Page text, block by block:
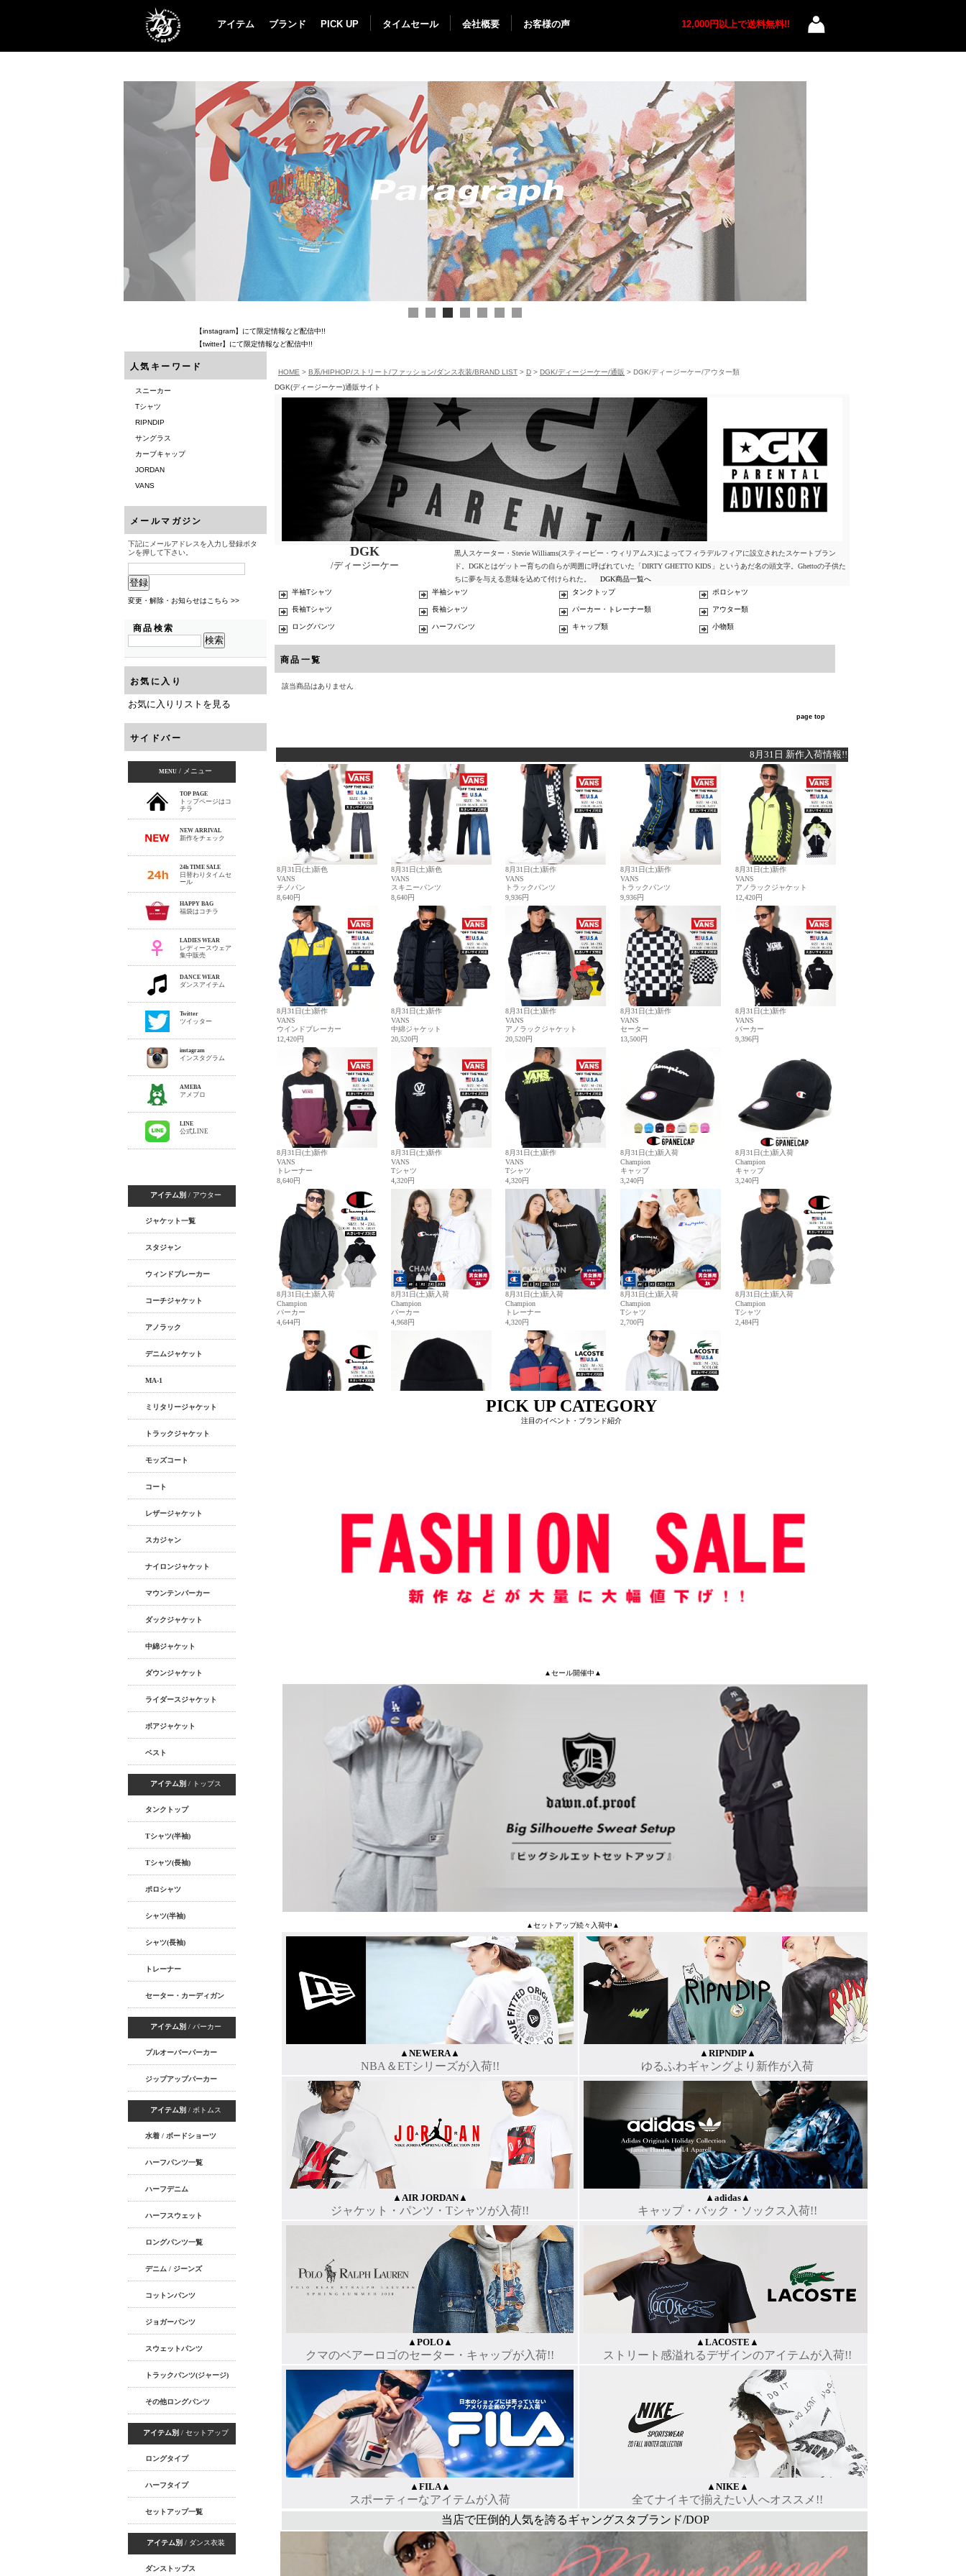
アイテム ブランド PICK UP タイムセール 会社概要 お客様の声 12,000円以上で送料無料!!
【instagram】にて限定情報など配信中!!
【twitter】にて限定情報など配信中!!
人気キーワード
スニーカー
Tシャツ
RIPNDIP
サングラス
カーブキャップ
JORDAN
VANS
メールマガジン
下記にメールアドレスを入力し登録ボタ
ンを押して下さい。
変更・解除・お知らせはこちら >>
商品検索
お気に入り
お気に入りリストを見る
サイドバー
MENU / メニュー
TOP PAGE
トップページはコ
チラ
NEW ARRIVAL
新作をチェック
24h TIME SALE
日替わりタイムセ
ール
HAPPY BAG
福袋はコチラ
LADIES WEAR
レディースウェア
集中販売
DANCE WEAR
ダンスアイテム
Twitter
ツイッター
instagram
インスタグラム
AMEBA
アメブロ
LINE
公式LINE
アイテム別 / アウター
ジャケット一覧
スタジャン
ウィンドブレーカー
コーチジャケット
アノラック
デニムジャケット
MA-1
ミリタリージャケット
トラックジャケット
モッズコート
コート
レザージャケット
スカジャン
ナイロンジャケット
マウンテンパーカー
ダックジャケット
中綿ジャケット
ダウンジャケット
ライダースジャケット
ボアジャケット
ベスト
アイテム別 / トップス
タンクトップ
Tシャツ(半袖)
Tシャツ(長袖)
ポロシャツ
シャツ(半袖)
シャツ(長袖)
トレーナー
セーター・カーディガン
アイテム別 / パーカー
プルオーバーパーカー
ジップアップパーカー
アイテム別 / ボトムス
水着 / ボードショーツ
ハーフパンツ一覧
ハーフデニム
ハーフスウェット
ロングパンツ一覧
デニム / ジーンズ
コットンパンツ
ジョガーパンツ
スウェットパンツ
トラックパンツ(ジャージ)
その他ロングパンツ
アイテム別 / セットアップ
ロングタイプ
ハーフタイプ
セットアップ一覧
アイテム別 / ダンス衣装
ダンストップス
HOME > B系/HIPHOP/ストリート/ファッション/ダンス衣装/BRAND LIST > D > DGK/ディージーケー/通販 > DGK/ディージーケー/アウター類
DGK(ディージーケー)通販サイト
DGK
/ディージーケー
黒人スケーター・Stevie Williams(スティービー・ウィリアムス)によってフィラデルフィアに設立されたスケートブラン
ド。DGKとはゲットー育ちの自らが周囲に呼ばれていた「DIRTY GHETTO KIDS」というあだ名の頭文字。Ghettoの子供た
ちに夢を与える意味を込めて付けられた。 DGK商品一覧へ
半袖Tシャツ
半袖シャツ タンクトップ ポロシャツ
長袖Tシャツ 長袖シャツ パーカー・トレーナー類 アウター類
ロングパンツ ハーフパンツ キャップ類 小物類
商品一覧
該当商品はありません
page top